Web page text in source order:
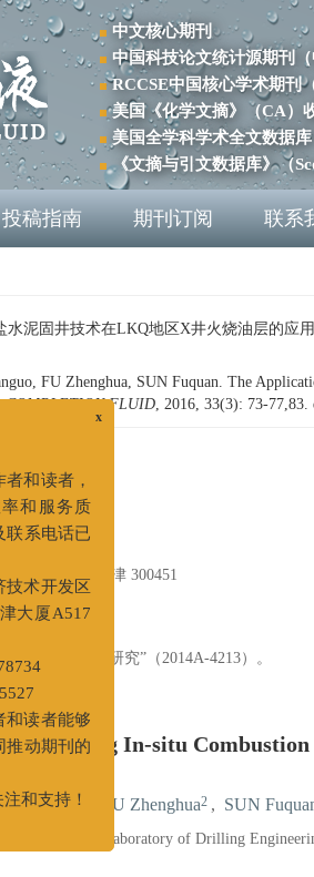
中文核心期刊
中国科技论文统计源期刊
RCCSE中国核心学术期刊
美国《化学文摘》（CA）
美国全学科学术全文数据
《文摘与引文数据库》（
投稿指南 期刊订阅 联系
泥固井技术在LKQ地区X井火烧油层的应
FU Zhenghua, SUN Fuquan. The
FLUID, 2016, 33(3): 73-77,83.
术研究室, 天津 300451
改造新技术研究”（2014A-4213）。
Cementing In-situ
Jianguo1 FU Zhenghua2 , SUN
of CNPC Key Laboratory of Drilling
大作者和读者，
效率和服务质
及联系电话已
经济技术开发区
作者和读者能够
同推动期刊的